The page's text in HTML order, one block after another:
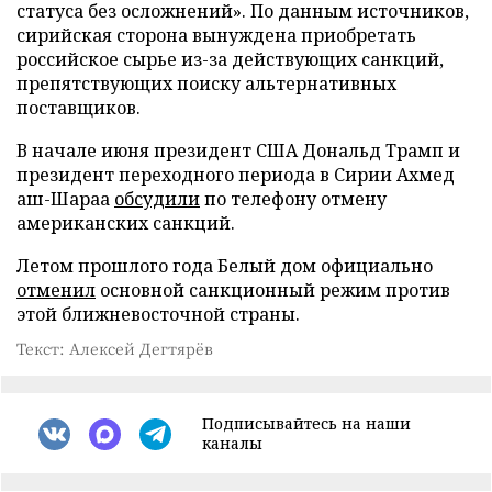
статуса без осложнений». По данным источников,
сирийская сторона вынуждена приобретать
российское сырье из-за действующих санкций,
препятствующих поиску альтернативных
поставщиков.
В начале июня президент США Дональд Трамп и
президент переходного периода в Сирии Ахмед
аш-Шараа обсудилипо телефону отмену
американских санкций.
Летом прошлого года Белый дом официально
отменил основной санкционный режим против
этой ближневосточной страны.
Текст: Алексей Дегтярёв
Подписывайтесь на наши
каналы